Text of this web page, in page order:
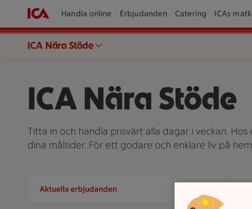
Handla online Erbjudanden Catering ICAs
ICA Nära Stöde
ICA Nära Stöde
Titta in och handla prisvärt alla dagar i veckan.
dina måltider. För ett godare och enklare liv på
Aktuella erbjudanden